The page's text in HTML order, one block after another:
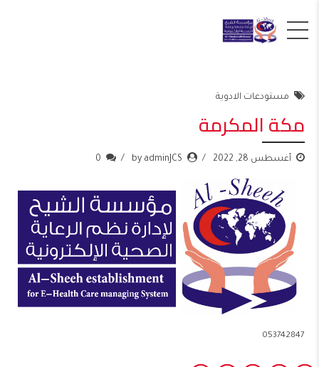
مستودعات الادوية
مكة المكرمة
أغسطس 28, 2022 by adminJCS
0
053742847